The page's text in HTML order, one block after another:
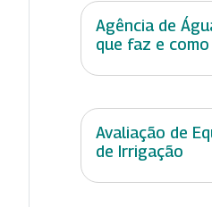
Agência de
que faz e
Avaliação de
de Irrigação